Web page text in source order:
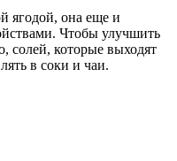
ягодой, она еще и
Чтобы улучшить
солей, которые выходят
в соки и чаи.